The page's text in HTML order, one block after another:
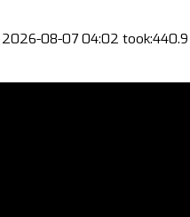
2026-08-07 04:02